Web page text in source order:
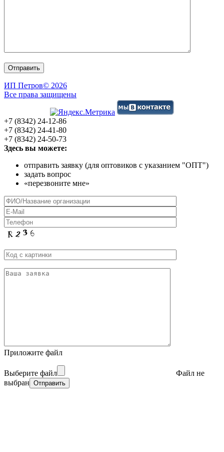
ИП Петров© 2026
Все права защищены
+7 (8342) 24-12-86
+7 (8342) 24-41-80
+7 (8342) 24-50-73
Здесь вы можете:
отправить заявку (для оптовиков с указанием "ОПТ")
задать вопрос
«перезвоните мне»
Приложите файл
Выберите файл
Файл не
выбран